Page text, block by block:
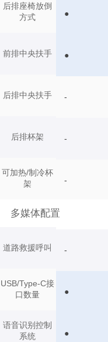
后排座椅放倒
方式
前排中央扶手
后排中央扶手
后排杯架
可加热/制冷杯
架
多媒体配置
道路救援呼叫
USB/Type-C接
口数量
语音识别控制
系统
●
●
-
-
-
-
●
●